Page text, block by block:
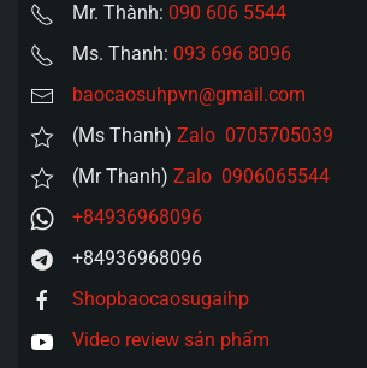
Hình"
số
lượng
Mr. Thành: 090 606 5544
Ms. Thanh: 093 696 8096
baocaosuhpvn@gmail.com
(Ms Thanh) Zalo 0705705039
(Mr Thanh) Zalo 0906065544
+84936968096
+84936968096
Shopbaocaosugaihp
Video review sản phẩm